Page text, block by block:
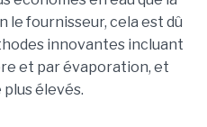
le fournisseur, cela est dû
innovantes incluant
et par évaporation, et
élevés.